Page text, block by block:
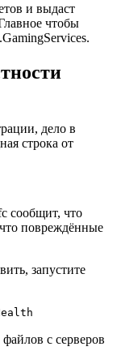
и выдаст
чтобы
дело в
строка от
сообщит, что
повреждённые
запустите
с серверов